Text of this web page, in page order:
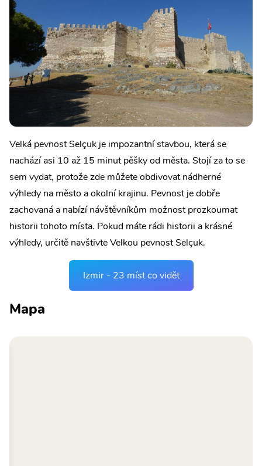
Velká pevnost Selçuk je impozantní stavbou, která se
nachází asi 10 až 15 minut pěšky od města. Stojí za to se
sem vydat, protože zde můžete obdivovat nádherné
výhledy na město a okolní krajinu. Pevnost je dobře
zachovaná a nabízí návštěvníkům možnost prozkoumat
historii tohoto místa. Pokud máte rádi historii a krásné
výhledy, určitě navštivte Velkou pevnost Selçuk.
Izmir - 23 míst co vidět
Mapa